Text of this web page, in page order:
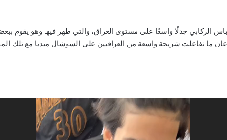
الركابي جدلًا واسعًا على مستوى العراق، والتي ظهر فيها وهو يقوم
ما تفاعلت شريحة واسعة من العراقيين على السوشال ميديا مع تلك